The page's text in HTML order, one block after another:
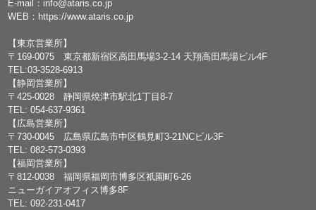
E-mail： info@ataris.co.jp
WEB： https://www.ataris.co.jp
【東京営業所】
〒169-0075 東京都新宿区高田馬場3-2-14 天翔高田馬場ビル4F
TEL:03-3528-6913
【静岡営業所】
〒425-0028 静岡県焼津市駅北1丁目8-7
TEL: 054-637-9361
【広島営業所】
〒730-0045 広島県広島市中区鶴見町3-21NCビル3F
TEL: 082-573-0393
【福岡営業所】
〒812-0038 福岡県福岡市博多区祇園町6-26
ニューガイアオフィス博多8F
TEL: 092-231-0417